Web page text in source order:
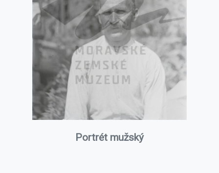
Portrét mužský